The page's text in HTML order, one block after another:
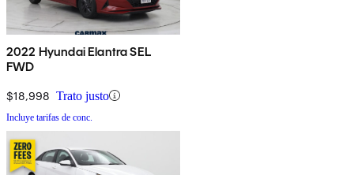
2022 Hyundai Elantra SEL
FWD
$18,998 Trato justo
Incluye tarifas de conc.